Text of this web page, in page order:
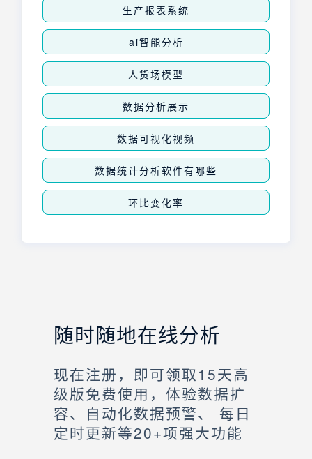
生产报表系统
ai智能分析
人货场模型
数据分析展示
数据可视化视频
数据统计分析软件有哪些
环比变化率
随时随地在线分析
现在注册，即可领取15天高
级版免费使用，体验数据扩
容、自动化数据预警、 每日
定时更新等20+项强大功能